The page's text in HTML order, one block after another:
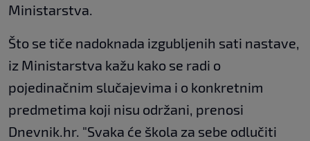
Ministarstva.
Što se tiče nadoknada izgubljenih sati nastave,
iz Ministarstva kažu kako se radi o
pojedinačnim slučajevima i o konkretnim
predmetima koji nisu održani, prenosi
Dnevnik.hr. "Svaka će škola za sebe odlučiti